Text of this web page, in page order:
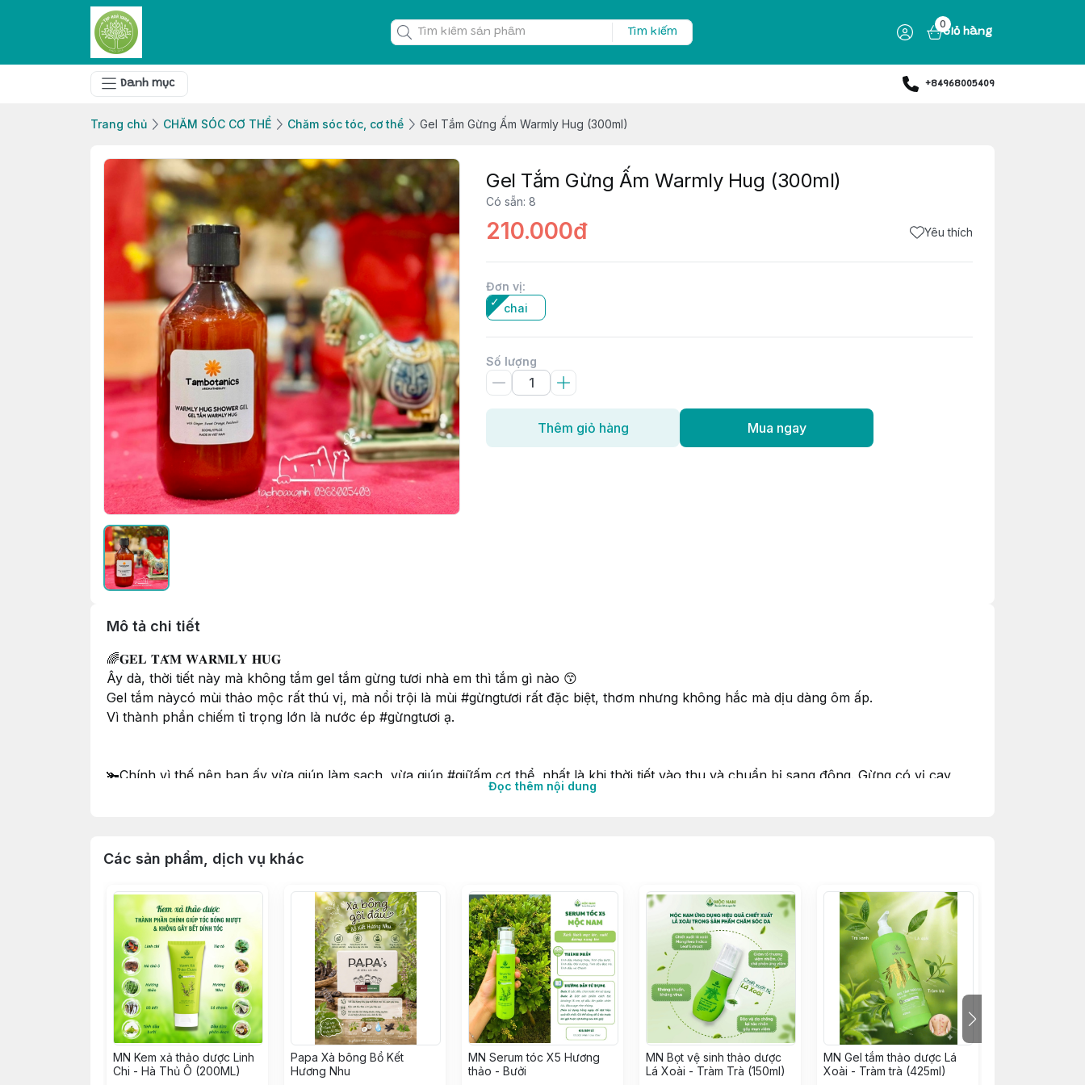
Tìm kiếm
0
Giỏ hàng
Danh mục +84968005409
Trang chủ CHĂM SÓC CƠ THỂ Chăm sóc tóc, cơ thể Gel Tắm Gừng Ấm Warmly Hug (300ml)
Gel Tắm Gừng Ấm Warmly Hug (300ml)
Có sẵn: 8
210.000đ Yêu thích
Đơn vị:
chai
Số lượng
Thêm giỏ hàng Mua ngay
Mô tả chi tiết
🌈𝐆𝐄𝐋 𝐓𝐀̆́𝐌 𝐖𝐀𝐑𝐌𝐋𝐘 𝐇𝐔𝐆
Ây dà, thời tiết này mà không tắm gel tắm gừng tươi nhà em thì tắm gì nào 😙
Gel tắm nàycó mùi thảo mộc rất thú vị, mà nổi trội là mùi #gừngtươi rất đặc biệt, thơm nhưng không hắc mà dịu dàng ôm ấp.
Vì thành phần chiếm tỉ trọng lớn là nước ép #gừngtươi ạ.
🫚Chính vì thế nên bạn ấy vừa giúp làm sạch, vừa giúp #giữấm cơ thể, nhất là khi thời tiết vào thu và chuẩn bị sang đông. Gừng có vị cay,
tính ấm, giúp cơ thể tránh bị nhiễm hàn, giảm nguy cơ trúng gió, cảm cúm...
🫚Hương thơm cực kì thư giãn khi thành phần có thêm tinh dầu Hoắc hương, tinh dầu cam ngọt, tinh dầu gừng sẻ.. không chỉ tạo mùi thơm dễ
chịu, thư giãn, tinh dầu tự nhiên còn bảo vệ cơ thể khỏi những vi khuẩn có hại xâm nhập.
🫚Vì chiết xuất tự nhiên giàu gừng tươi nên hạn sử dụng chỉ 6 tháng
Đọc thêm nội dung
Các sản phẩm, dịch vụ khác
MN Kem xả thảo dược Linh
Chi - Hà Thủ Ô (200ML)
Papa Xà bông Bồ Kết
Hương Nhu
MN Serum tóc X5 Hương
thảo - Bưởi
MN Bọt vệ sinh thảo dược
Lá Xoài - Tràm Trà (150ml)
MN Gel tắm thảo dược Lá
Xoài - Tràm trà (425ml)